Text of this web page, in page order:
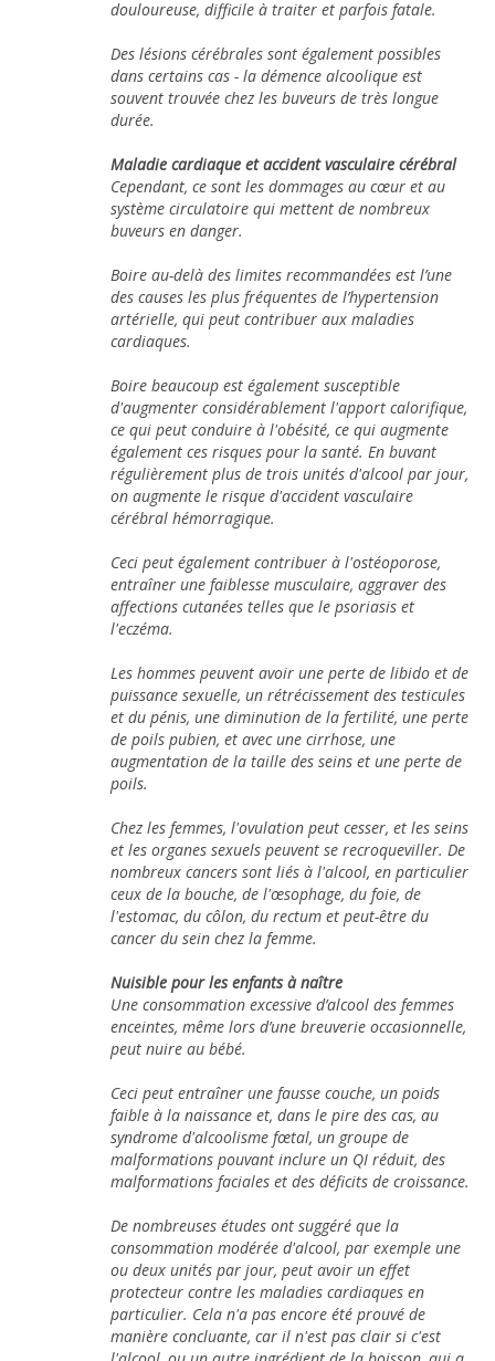
douloureuse, difficile à traiter et parfois fatale.
Des lésions cérébrales sont également possibles
dans certains cas - la démence alcoolique est
souvent trouvée chez les buveurs de très longue
durée.
Maladie cardiaque et accident vasculaire cérébral
Cependant, ce sont les dommages au cœur et au
système circulatoire qui mettent de nombreux
buveurs en danger.
Boire au-delà des limites recommandées est l’une
des causes les plus fréquentes de l’hypertension
artérielle, qui peut contribuer aux maladies
cardiaques.
Boire beaucoup est également susceptible
d'augmenter considérablement l'apport calorifique,
ce qui peut conduire à l'obésité, ce qui augmente
également ces risques pour la santé. En buvant
régulièrement plus de trois unités d'alcool par jour,
on augmente le risque d'accident vasculaire
cérébral hémorragique.
Ceci peut également contribuer à l'ostéoporose,
entraîner une faiblesse musculaire, aggraver des
affections cutanées telles que le psoriasis et
l'eczéma.
Les hommes peuvent avoir une perte de libido et de
puissance sexuelle, un rétrécissement des testicules
et du pénis, une diminution de la fertilité, une perte
de poils pubien, et avec une cirrhose, une
augmentation de la taille des seins et une perte de
poils.
Chez les femmes, l'ovulation peut cesser, et les seins
et les organes sexuels peuvent se recroqueviller. De
nombreux cancers sont liés à l'alcool, en particulier
ceux de la bouche, de l'œsophage, du foie, de
l'estomac, du côlon, du rectum et peut-être du
cancer du sein chez la femme.
Nuisible pour les enfants à naître
Une consommation excessive d’alcool des femmes
enceintes, même lors d’une breuverie occasionnelle,
peut nuire au bébé.
Ceci peut entraîner une fausse couche, un poids
faible à la naissance et, dans le pire des cas, au
syndrome d'alcoolisme fœtal, un groupe de
malformations pouvant inclure un QI réduit, des
malformations faciales et des déficits de croissance.
De nombreuses études ont suggéré que la
consommation modérée d'alcool, par exemple une
ou deux unités par jour, peut avoir un effet
protecteur contre les maladies cardiaques en
particulier. Cela n'a pas encore été prouvé de
manière concluante, car il n'est pas clair si c'est